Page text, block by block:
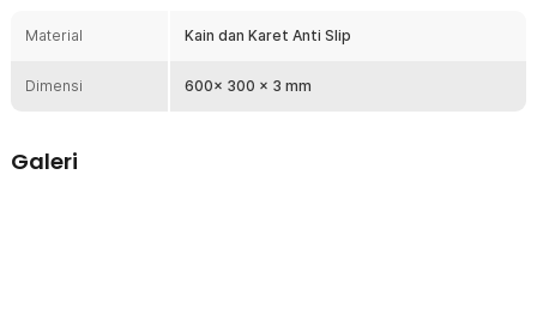
meningkatkan efisiensi kerja, terutama bagi Anda Windows aktif di
Permukaan Halus dan Presisi
Bagian atas berbahan kain memberikan kontrol dan presisi yang
optimal, sehingga pergerakan mouse terasa lebih akurat dan
Material Kain dan Karet Anti Slip
Dimensi 600x 300 x 3 mm
Galeri